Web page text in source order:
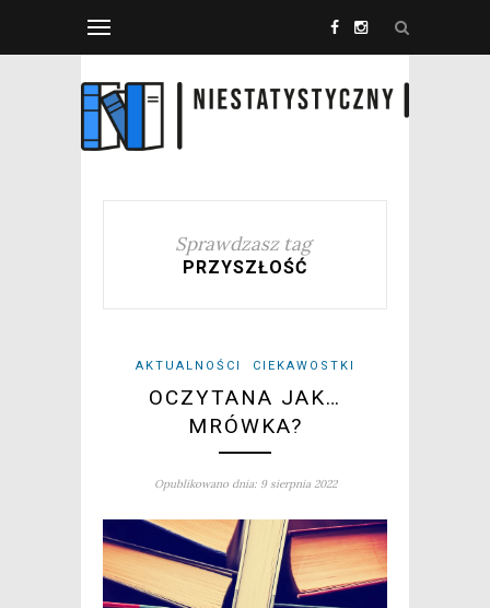
Sprawdzasz tag
PRZYSZŁOŚĆ
AKTUALNOŚCI CIEKAWOSTKI
OCZYTANA JAK…
MRÓWKA?
Opublikowano dnia: 9 sierpnia 2022